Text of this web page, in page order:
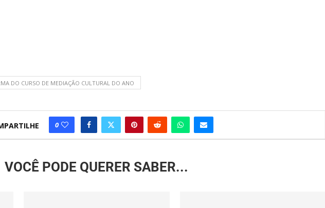
DO CURSO DE MEDIAÇÃO CULTURAL DO ANO
0
VOCÊ PODE QUERER SABER...